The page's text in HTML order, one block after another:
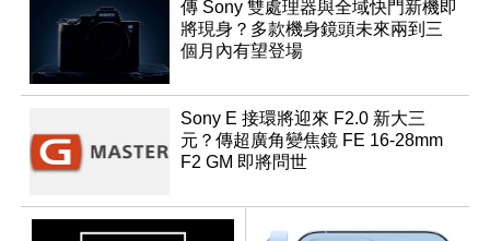
傳 Sony 雙處理器與全域快門新機即
將現身？多款機身鏡頭未來兩到三
個月內有望登場
Sony E 接環將迎來 F2.0 新大三
元？傳超廣角變焦鏡 FE 16-28mm
F2 GM 即將問世